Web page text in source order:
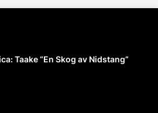
Taake “En Skog av Nidstang”